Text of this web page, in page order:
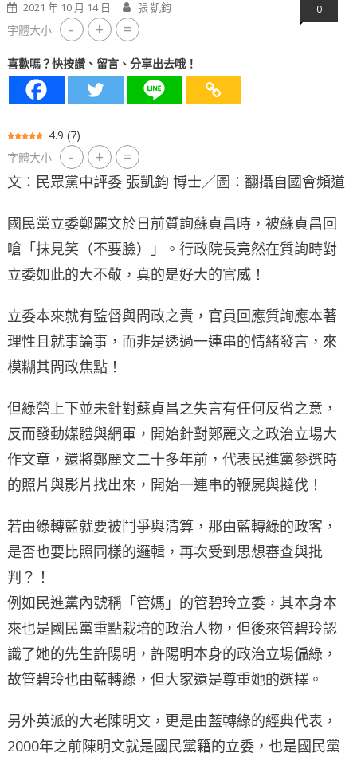
2021 年 10 月 14 日 張 凱鈞 0
字體大小 - + =
喜歡嗎？快按讚、留言、分享出去哦！
4.9 (7)
字體大小
- + =
文：民眾黨中評委 張凱鈞 博士／圖：翻攝自國會頻道
國民黨立委鄭麗文於日前質詢蘇貞昌時，被蘇貞昌回
嗆「抹見笑（不要臉）」。行政院長竟然在質詢時對
立委如此的大不敬，真的是好大的官威！
立委本來就有監督與問政之責，官員回應質詢應本著
理性且就事論事，而非是透過一連串的情緒發言，來
模糊其問政焦點！
但綠營上下並未針對蘇貞昌之失言有任何反省之意，
反而發動媒體與網軍，開始針對鄭麗文之政治立場大
作文章，還將鄭麗文二十多年前，代表民進黨參選時
的照片與影片找出來，開始一連串的鞭屍與撻伐！
若由綠轉藍就要被鬥爭與清算，那由藍轉綠的政客，
是否也要比照同樣的邏輯，再次受到思想審查與批
判？！
例如民進黨內號稱「管媽」的管碧玲立委，其本身本
來也是國民黨重點栽培的政治人物，但後來管碧玲認
識了她的先生許陽明，許陽明本身的政治立場偏綠，
故管碧玲也由藍轉綠，但大家還是尊重她的選擇。
另外英派的大老陳明文，更是由藍轉綠的經典代表，
2000年之前陳明文就是國民黨籍的立委，也是國民黨